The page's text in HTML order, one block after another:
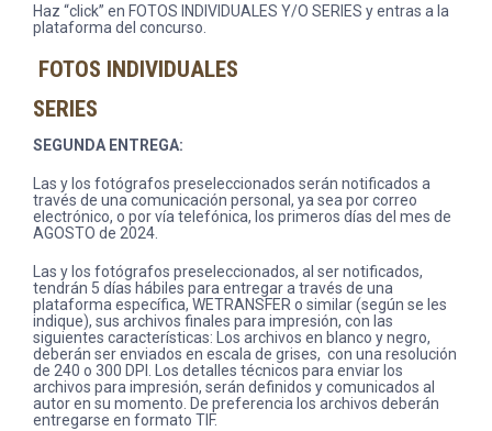
Haz “click” en FOTOS INDIVIDUALES Y/O SERIES y entras a la
plataforma del concurso.
FOTOS INDIVIDUALES
SERIES
SEGUNDA ENTREGA:
Las y los fotógrafos preseleccionados serán notificados a
través de una comunicación personal, ya sea por correo
electrónico, o por vía telefónica, los primeros días del mes de
AGOSTO de 2024.
Las y los fotógrafos preseleccionados, al ser notificados,
tendrán 5 días hábiles para entregar a través de una
plataforma específica, WETRANSFER o similar (según se les
indique), sus archivos finales para impresión, con las
siguientes características: Los archivos en blanco y negro,
deberán ser enviados en escala de grises, con una resolución
de 240 o 300 DPI. Los detalles técnicos para enviar los
archivos para impresión, serán definidos y comunicados al
autor en su momento. De preferencia los archivos deberán
entregarse en formato TIF.